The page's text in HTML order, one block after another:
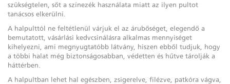
szükségtelen, sőt a színezék használata miatt az ilyen pultot
tanácsos elkerülni.
A halpulttól ne feltétlenül várjuk el az árubőséget, elegendő a
bemutatott, vásárlási kedvcsinálásra alkalmas mennyiséget
kihelyezni, ami megnyugtatóbb látvány, hiszen ebből tudjuk, hogy
a többi halat még biztonságosabban, védetten és hűtve tárolják a
háttérben.
A halpultban lehet hal egészben, zsigerelve, filézve, patkóra vágva,